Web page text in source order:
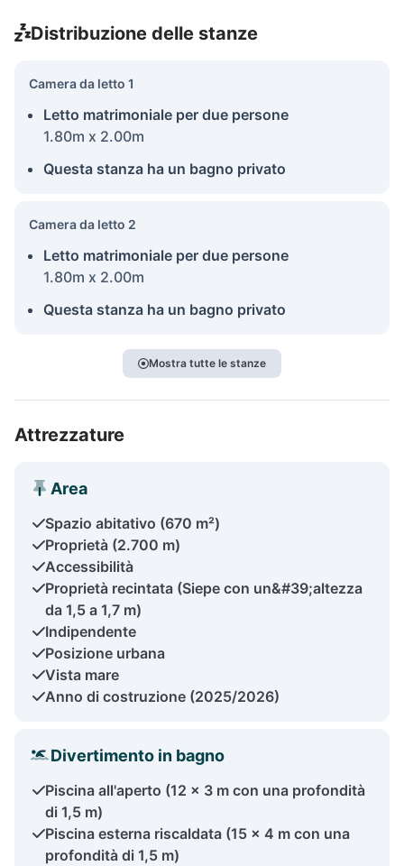
Distribuzione delle stanze
Camera da letto 1
Letto matrimoniale per due persone
1.80m x 2.00m
Questa stanza ha un bagno privato
Camera da letto 2
Letto matrimoniale per due persone
1.80m x 2.00m
Questa stanza ha un bagno privato
Mostra tutte le stanze
Attrezzature
Area
Spazio abitativo (670 m²)
Proprietà (2.700 m)
Accessibilità
Proprietà recintata (Siepe con un&#39;altezza
da 1,5 a 1,7 m)
Indipendente
Posizione urbana
Vista mare
Anno di costruzione (2025/2026)
Divertimento in bagno
Piscina all'aperto (12 × 3 m con una profondità
di 1,5 m)
Piscina esterna riscaldata (15 × 4 m con una
profondità di 1,5 m)